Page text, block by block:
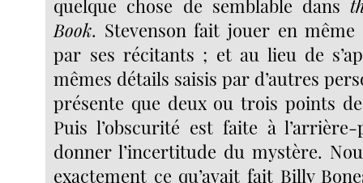
quelque chose de semblable dans
Book. Stevenson fait jouer en
par ses récitants ; et au lieu de
mêmes détails saisis par d’autres
présente que deux ou trois points
Puis l’obscurité est faite à
donner l’incertitude du mystère.
exactement ce qu’avait fait Billy